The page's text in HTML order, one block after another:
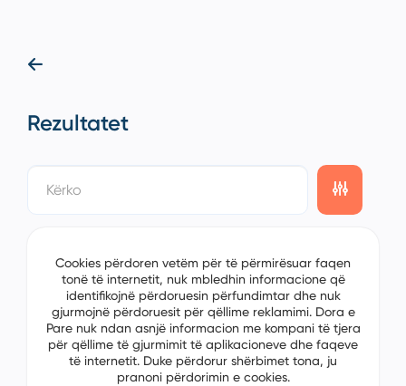
Rezultatet
Cookies përdoren vetëm për të përmirësuar faqen
tonë të internetit, nuk mbledhin informacione që
identifikojnë përdoruesin përfundimtar dhe nuk
gjurmojnë përdoruesit për qëllime reklamimi. Dora e
Pare nuk ndan asnjë informacion me kompani të tjera
për qëllime të gjurmimit të aplikacioneve dhe faqeve
të internetit. Duke përdorur shërbimet tona, ju
pranoni përdorimin e cookies.